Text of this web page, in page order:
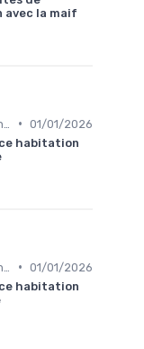
avec la maif
• 01/01/2026
habitation
• 01/01/2026
habitation